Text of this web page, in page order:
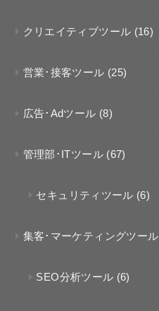
クリエイティブツール (16)
営業･接客ツール (25)
広告･Adツール (8)
管理部･ITツール (67)
セキュリティツール (6)
集客･マーケティングツール
SEO分析ツール (6)